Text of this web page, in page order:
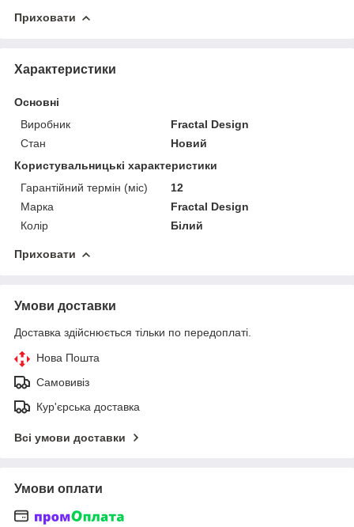
Приховати
Характеристики
Основні
Виробник
Fractal Design
Стан
Новий
Користувальницькі характеристики
Гарантійний термін (міс)
12
Марка
Fractal Design
Колір
Білий
Приховати
Умови доставки
Доставка здійснюється тільки по передоплаті.
Нова Пошта
Самовивіз
Кур'єрська доставка
Всі умови доставки
Умови оплати